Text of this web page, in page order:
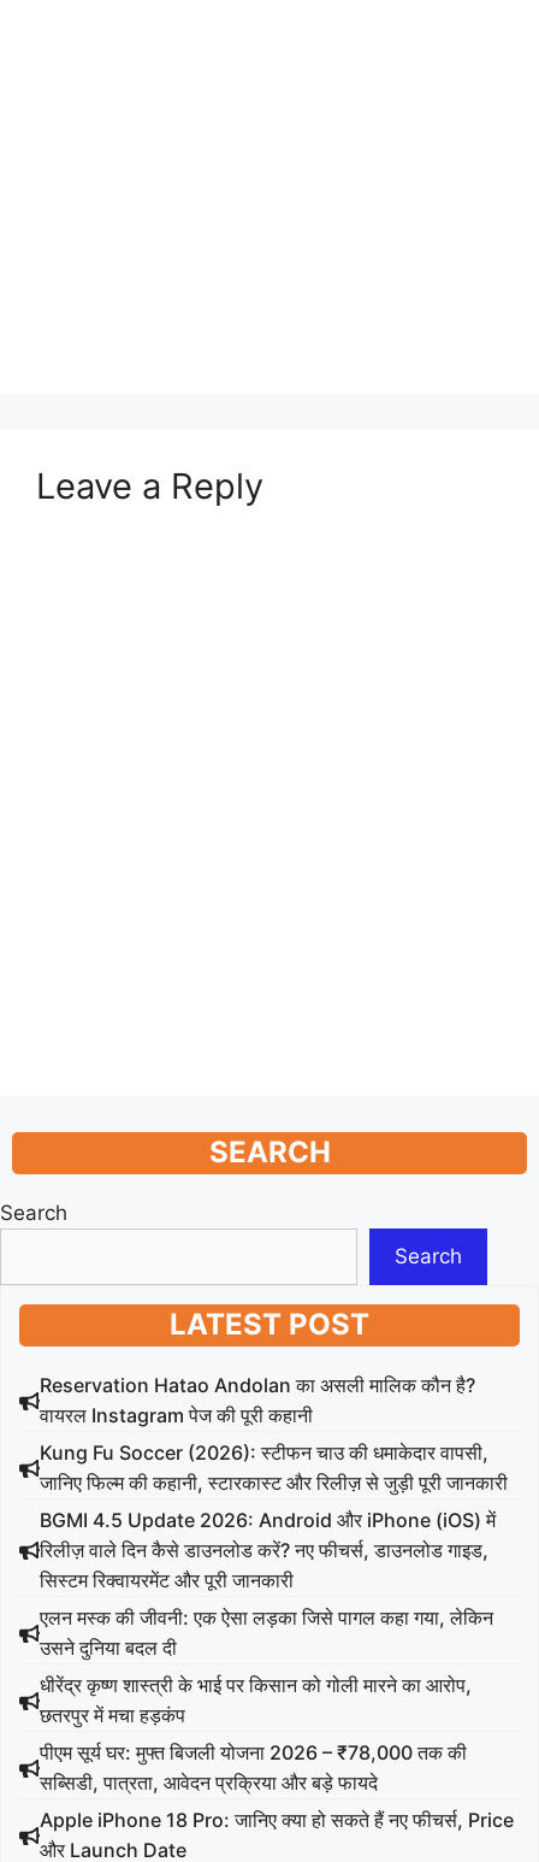
Leave a Reply
SEARCH
Search
Search
LATEST POST
Reservation Hatao Andolan का असली मालिक कौन है?
वायरल Instagram पेज की पूरी कहानी
Kung Fu Soccer (2026): स्टीफन चाउ की धमाकेदार वापसी,
जानिए फिल्म की कहानी, स्टारकास्ट और रिलीज़ से जुड़ी पूरी जानकारी
BGMI 4.5 Update 2026: Android और iPhone (iOS) में
रिलीज़ वाले दिन कैसे डाउनलोड करें? नए फीचर्स, डाउनलोड गाइड,
सिस्टम रिक्वायरमेंट और पूरी जानकारी
एलन मस्क की जीवनी: एक ऐसा लड़का जिसे पागल कहा गया, लेकिन
उसने दुनिया बदल दी
धीरेंद्र कृष्ण शास्त्री के भाई पर किसान को गोली मारने का आरोप,
छतरपुर में मचा हड़कंप
पीएम सूर्य घर: मुफ्त बिजली योजना 2026 – ₹78,000 तक की
सब्सिडी, पात्रता, आवेदन प्रक्रिया और बड़े फायदे
Apple iPhone 18 Pro: जानिए क्या हो सकते हैं नए फीचर्स, Price
और Launch Date